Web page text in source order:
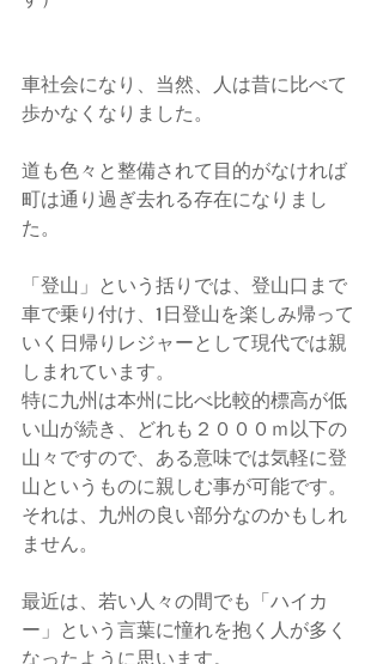
車社会になり、当然、人は昔に比べて
歩かなくなりました。
道も色々と整備されて目的がなければ
町は通り過ぎ去れる存在になりまし
た。
「登山」という括りでは、登山口まで
車で乗り付け、1日登山を楽しみ帰って
いく日帰りレジャーとして現代では親
しまれています。
特に九州は本州に比べ比較的標高が低
い山が続き、どれも２０００ｍ以下の
山々ですので、ある意味では気軽に登
山というものに親しむ事が可能です。
それは、九州の良い部分なのかもしれ
ません。
最近は、若い人々の間でも「ハイカ
ー」という言葉に憧れを抱く人が多く
なったように思います。